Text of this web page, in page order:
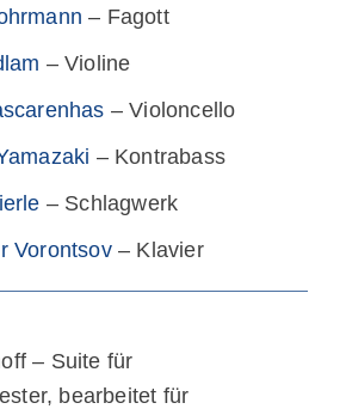
– Fagott
– Violine
– Violoncello
– Kontrabass
– Schlagwerk
Vorontsov– Klavier
– Suite für
bearbeitet für